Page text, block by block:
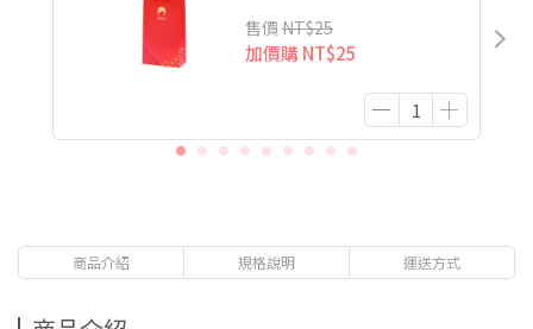
售價 NT$25
加價購NT$25
商品介紹 規格說明 運送方式